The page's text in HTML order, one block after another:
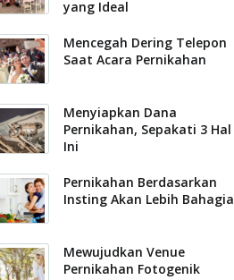
yang Ideal
Mencegah Dering Telepon
Saat Acara Pernikahan
Menyiapkan Dana
Pernikahan, Sepakati 3 Hal
Ini
Pernikahan Berdasarkan
Insting Akan Lebih Bahagia
Mewujudkan Venue
Pernikahan Fotogenik